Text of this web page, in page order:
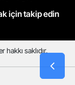
için takip edin
saklıdır.